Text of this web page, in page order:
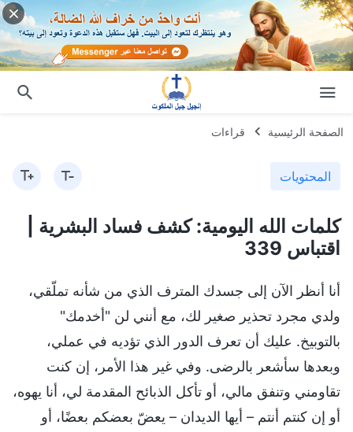
الصفحة الرئيسية قراءات
المحتويات
كلمات الله اليومية: كشف فساد البشرية |
اقتباس 339
أنا أنظر الآن إلى جسدك المترف الذي من شأنه تملّقي،
ولدي مجرد تحذير صغير لك، مع أنني لن "أخدمك"
بالتوبيخ. عليك أن تعرف الدور الذي تؤديه في عملي،
وبعدها سأشعر بالرضى. وفي غير هذا الأمر، إن كنت
تقاومني وتنفق مالي، أو تأكل الذبائح المقدمة لي، أنا يهوه،
أو إن كنتم أنتم – أيها الديدان – يعضّ بعضكم بعضًا، أو